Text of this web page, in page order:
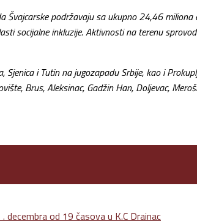
Švajcarske podržavaju sa ukupno 24,46
socijalne inkluzije. Aktivnosti na terenu
i Tutin na jugozapadu Srbije, kao i
Brus, Aleksinac, Gadžin Han, Doljevac,
od 19 časova u K.C Drainac